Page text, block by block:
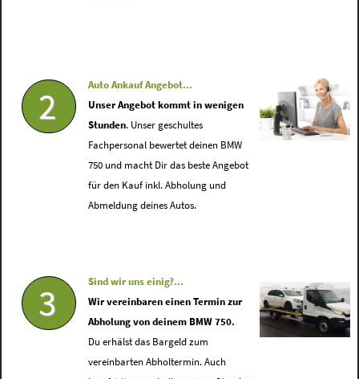
2
Auto Ankauf Angebot...
Unser Angebot kommt in wenigen
Stunden. Unser geschultes
Fachpersonal bewertet deinen BMW
750 und macht Dir das beste Angebot
für den Kauf inkl. Abholung und
Abmeldung deines Autos.
3
Sind wir uns einig?...
Wir vereinbaren einen Termin zur
Abholung von deinem BMW 750.
Du erhälst das Bargeld zum
vereinbarten Abholtermin. Auch